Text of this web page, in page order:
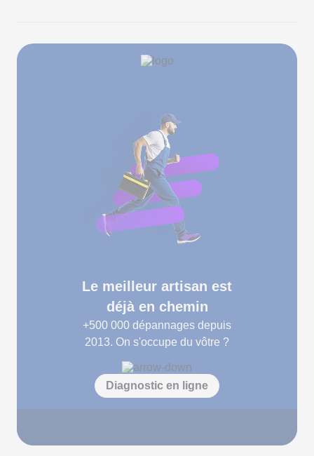
Le meilleur artisan est
déjà en chemin
+500 000 dépannages depuis
2013. On s'occupe du vôtre ?
Diagnostic en ligne